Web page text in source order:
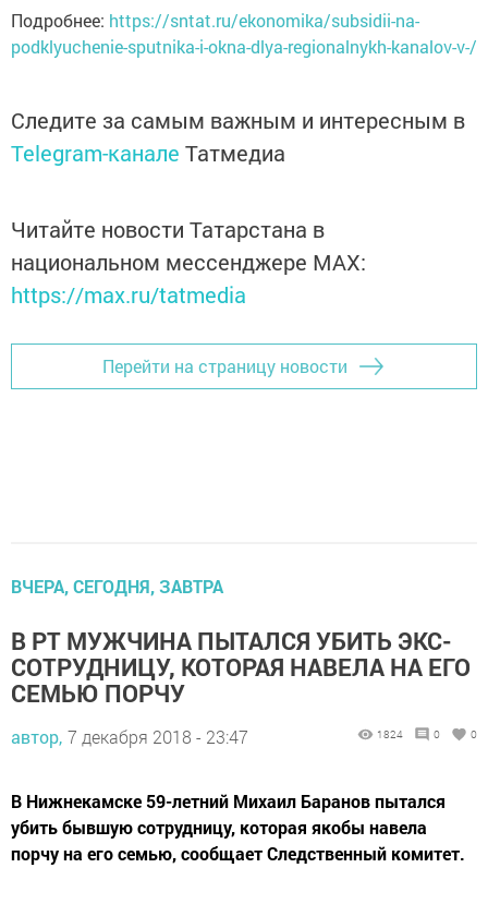
Подробнее: https://sntat.ru/ekonomika/subsidii-na-
podklyuchenie-sputnika-i-okna-dlya-regionalnykh-kanalov-v-/
Следите за самым важным и интересным в
Telegram-канале Татмедиа
Читайте новости Татарстана в
национальном мессенджере MАХ:
https://max.ru/tatmedia
Перейти на страницу новости
ВЧЕРА, СЕГОДНЯ, ЗАВТРА
В РТ МУЖЧИНА ПЫТАЛСЯ УБИТЬ ЭКС-
СОТРУДНИЦУ, КОТОРАЯ НАВЕЛА НА ЕГО
СЕМЬЮ ПОРЧУ
автор, 7 декабря 2018 - 23:47 1824 0 0
В Нижнекамске 59-летний Михаил Баранов пытался
убить бывшую сотрудницу, которая якобы навела
порчу на его семью, сообщает Следственный комитет.